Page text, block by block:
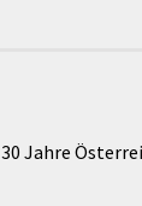
30 Jahre